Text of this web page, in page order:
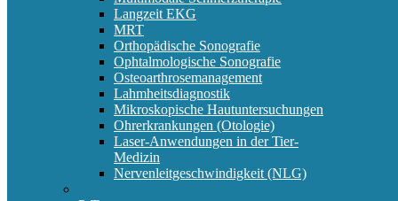
Langzeit EKG
MRT
Orthopädische Sonografie
Ophtalmologische Sonografie
Osteoarthrosemanagement
Lahmheitsdiagnostik
Mikroskopische Hautuntersuchungen
Ohrerkrankungen (Otologie)
Laser-Anwendungen in der Tier-
Medizin
Nervenleitgeschwindigkeit (NLG)